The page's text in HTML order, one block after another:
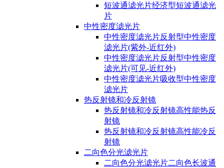
短波通滤光片经济型短波通滤光
片
中性密度滤光片
中性密度滤光片反射型中性密度
滤光片(紫外-近红外)
中性密度滤光片反射型中性密度
滤光片(可见-近红外)
中性密度滤光片吸收型中性密度
滤光片
热反射镜和冷反射镜
热反射镜和冷反射镜高性能热反
射镜
热反射镜和冷反射镜高性能冷反
射镜
二向色分光滤光片
二向色分光滤光片二向色长波通